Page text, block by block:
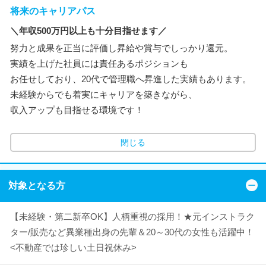
将来のキャリアパス
＼年収500万円以上も十分目指せます／
努力と成果を正当に評価し昇給や賞与でしっかり還元。
実績を上げた社員には責任あるポジションも
お任せしており、20代で管理職へ昇進した実績もあります。
未経験からでも着実にキャリアを築きながら、
収入アップも目指せる環境です！
閉じる
対象となる方
【未経験・第二新卒OK】人柄重視の採用！★元インストラク
ター/販売など異業種出身の先輩＆20～30代の女性も活躍中！
<不動産では珍しい土日祝休み>